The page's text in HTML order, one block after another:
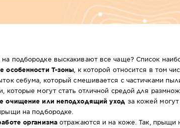
подбородке выскакивают все чаще? Список
особенности Т-зоны , к которой относится в том
себума, который смешивается с частичками
которые могут стать отличной средой для
очищение или неподходящий уход за кожей
на подбородке.
организмаотражаются и на коже. Так, прыщи